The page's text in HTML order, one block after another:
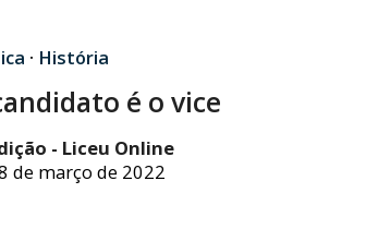
· História
é o vice
- Liceu Online
de março de 2022